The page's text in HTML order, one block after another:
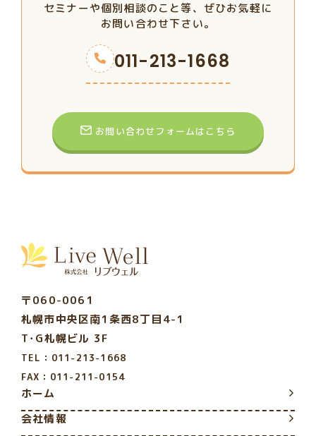
セミナーや個別相談のこと等、ぜひお気軽に
お問い合わせ下さい。
011-213-1668
お問い合わせフォームはこちら
〒060-0061
札幌市中央区南1条西8丁目4-1
T･G札幌ビル 3F
TEL：011-213-1668
FAX：011-211-0154
ホーム
会社情報